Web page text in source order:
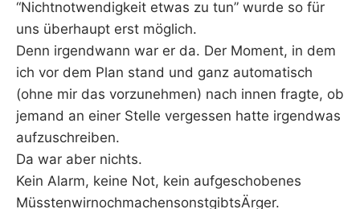
“Nichtnotwendigkeit etwas zu tun” wurde so für
uns überhaupt erst möglich.
Denn irgendwann war er da. Der Moment, in dem
ich vor dem Plan stand und ganz automatisch
(ohne mir das vorzunehmen) nach innen fragte, ob
jemand an einer Stelle vergessen hatte irgendwas
aufzuschreiben.
Da war aber nichts.
Kein Alarm, keine Not, kein aufgeschobenes
MüsstenwirnochmachensonstgibtsÄrger.